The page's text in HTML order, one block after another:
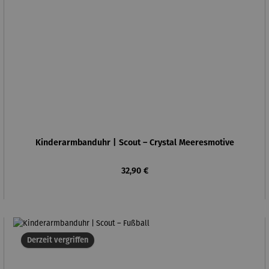
Kinderarmbanduhr | Scout – Crystal Meeresmotive
Regulärer Preis:
32,90 €
Derzeit vergriffen